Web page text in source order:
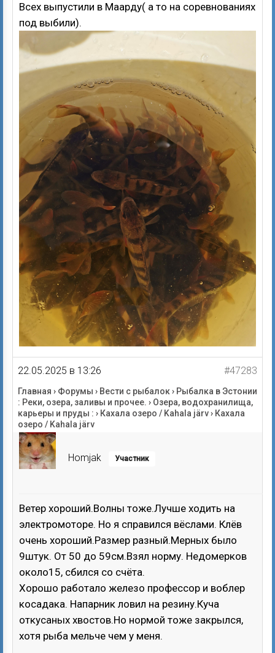
Всех выпустили в Маарду( а то на соревнованиях
под выбили).
22.05.2025 в 13:26 #47283
Главная › Форумы › Вести с рыбалок› Рыбалка в Эстонии
: Реки, озера, заливы и прочее. › Озера, водохранилища,
карьеры и пруды : › Кахала озеро / Kahala järv› Кахала
озеро / Kahala järv
Homjak Участник
Ветер хороший.Волны тоже.Лучше ходить на
электромоторе. Но я справился вёслами. Клёв
очень хороший.Размер разный.Мерных было
9штук. От 50 до 59см.Взял норму. Недомерков
около15, сбился со счёта.
Хорошо работало железо профессор и воблер
косадака. Напарник ловил на резину.Куча
откусаных хвостов.Но нормой тоже закрылся,
хотя рыба мельче чем у меня.